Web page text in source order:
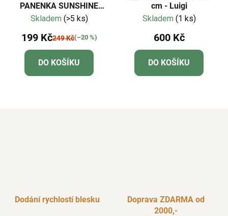
PANENKA SUNSHINE
BEACH s lenochodem
Skladem (>5 ks)
199 Kč249 Kč(–20 %)
DO KOŠÍKU
cm - Luigi
Skladem (1 ks)
600 Kč
DO KOŠÍKU
Dodání rychlostí blesku
Doprava ZDARMA od
2000,-